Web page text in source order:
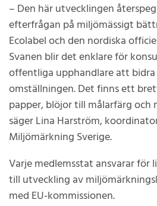
– Den här utvecklingen
efterfrågan på miljömässigt
Ecolabel och den nordiska
Svanen blir det enklare för
offentliga upphandlare att
omställningen. Det finns ett
papper, blöjor till målarfärg och
säger Lina Harström,
Miljömärkning Sverige.
Varje medlemsstat ansvarar för
till utveckling av
med EU-kommissionen.